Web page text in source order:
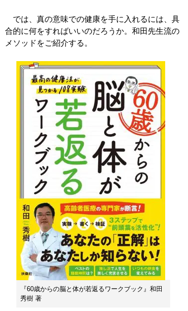
では、真の意味での健康を手に入れるには、具
合的に何をすればいいのだろうか。和田先生流の
メソッドをご紹介する。
『60歳からの脳と体が若返るワークブック』和田
秀樹 著